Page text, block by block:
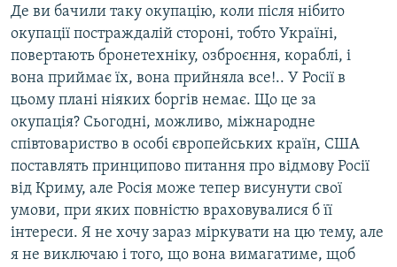
Де ви бачили таку окупацію, коли після нібито
окупації постраждалій стороні, тобто Україні,
повертають бронетехніку, озброєння, кораблі, і
вона приймає їх, вона прийняла все!.. У Росії в
цьому плані ніяких боргів немає. Що це за
окупація? Сьогодні, можливо, міжнародне
співтовариство в особі європейських країн, США
поставлять принципово питання про відмову Росії
від Криму, але Росія може тепер висунути свої
умови, при яких повністю враховувалися б її
інтереси. Я не хочу зараз міркувати на цю тему, але
я не виключаю і того, що вона вимагатиме, щоб